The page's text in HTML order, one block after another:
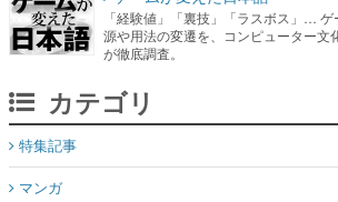
カテゴリ
マンガ
女性向け
アプリレビュー